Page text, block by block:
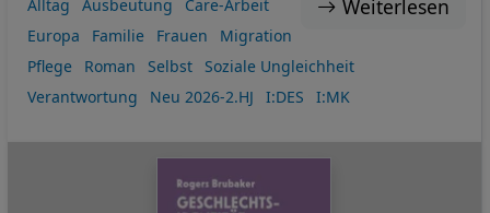
Weiterlesen
Alltag Ausbeutung
Care-Arbeit
Europa
Familie Frauen
Migration
Pflege
Roman Selbst
Soziale Ungleichheit
Verantwortung
Neu 2026-2.HJ I:DES I:MK